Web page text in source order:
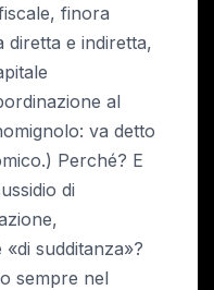
finora
diretta e indiretta,
al
va detto
Perché? E
di
sudditanza»?
sempre nel